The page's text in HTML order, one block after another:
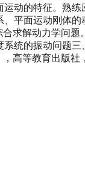
动的特征。熟
平面运动刚体
求解动力学问
统的振动问题
高等教育出版